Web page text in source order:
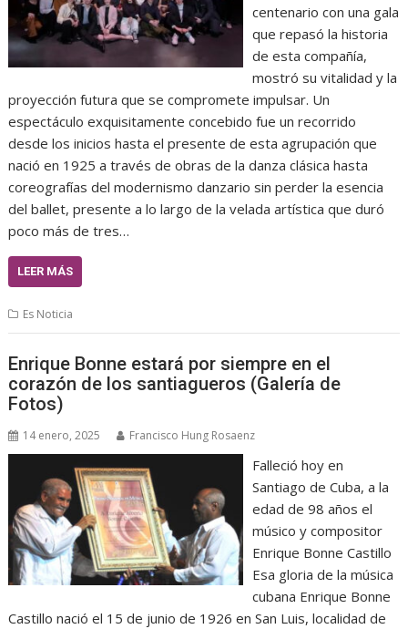
centenario con una gala
que repasó la historia
de esta compañía,
mostró su vitalidad y la
proyección futura que se compromete impulsar. Un
espectáculo exquisitamente concebido fue un recorrido
desde los inicios hasta el presente de esta agrupación que
nació en 1925 a través de obras de la danza clásica hasta
coreografías del modernismo danzario sin perder la esencia
del ballet, presente a lo largo de la velada artística que duró
poco más de tres…
LEER MÁS
Es Noticia
Enrique Bonne estará por siempre en el
corazón de los santiagueros (Galería de
Fotos)
14 enero, 2025 Francisco Hung Rosaenz
Falleció hoy en
Santiago de Cuba, a la
edad de 98 años el
músico y compositor
Enrique Bonne Castillo
Esa gloria de la música
cubana Enrique Bonne
Castillo nació el 15 de junio de 1926 en San Luis, localidad de